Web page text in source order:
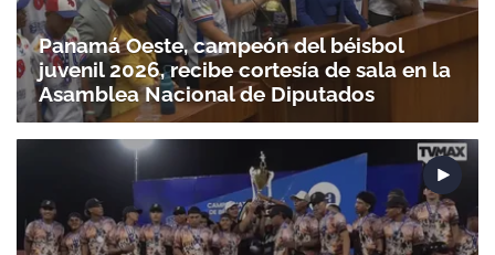
Panamá Oeste, campeón del béisbol
juvenil 2026, recibe cortesía de sala en la
Asamblea Nacional de Diputados